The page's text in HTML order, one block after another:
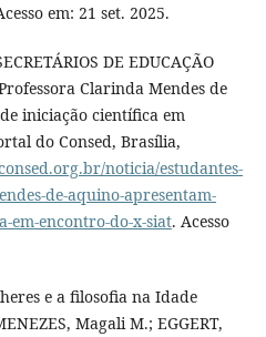
em: 21 set. 2025.
DE EDUCAÇÃO
Clarinda Mendes de
iniciação científica em
do Consed, Brasília,
noticia/estudantes-
de-aquino-apresentam-
em-encontro-do-x-siat. Acesso
e a filosofia na Idade
Magali M.; EGGERT,